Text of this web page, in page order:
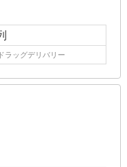
ラッグデリバリー